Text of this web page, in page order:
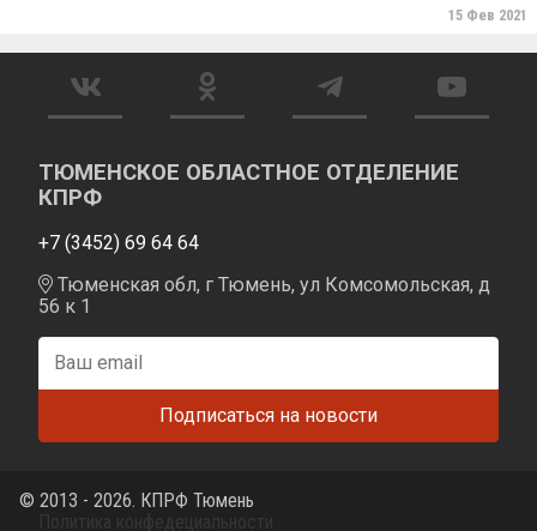
15 Фев 2021
ТЮМЕНСКОЕ ОБЛАСТНОЕ ОТДЕЛЕНИЕ
КПРФ
+7 (3452) 69 64 64
Тюменская обл, г Тюмень, ул Комсомольская, д
56 к 1
© 2013 - 2026. КПРФ Тюмень